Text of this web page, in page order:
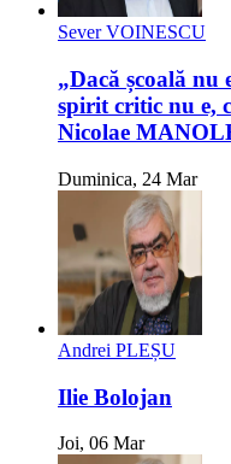
Sever VOINESCU
„Dacă școală nu
spirit critic nu e,
Nicolae
Duminica, 24 Mar
Andrei PLEȘU
Ilie Bolojan
Joi, 06 Mar